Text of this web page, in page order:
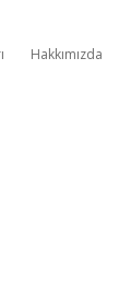
Hakkımızda